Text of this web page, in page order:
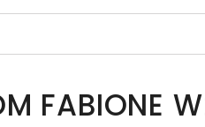
FABIONE